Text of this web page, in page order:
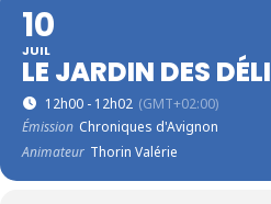
10
JUIL
LE JARDIN DES
12h00 - 12h02 (GMT+02:00)
Émission Chroniques d'Avignon
Animateur Thorin Valérie